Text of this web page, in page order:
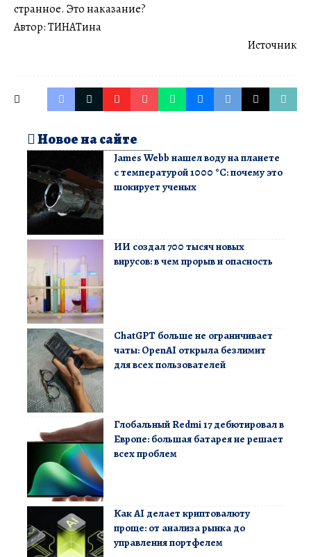
странное. Это наказание?
Автор: ТИНАТина
Источник
Новое на сайте
James Webb нашел воду на планете
с температурой 1000 °C: почему это
шокирует ученых
ИИ создал 700 тысяч новых
вирусов: в чем прорыв и опасность
ChatGPT больше не ограничивает
чаты: OpenAI открыла безлимит
для всех пользователей
Глобальный Redmi 17 дебютировал в
Европе: большая батарея не решает
всех проблем
Как AI делает криптовалюту
проще: от анализа рынка до
управления портфелем